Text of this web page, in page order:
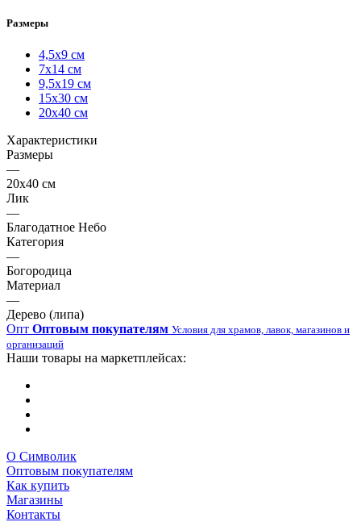
Размеры
4,5х9 см
7х14 см
9,5х19 см
15х30 см
20х40 см
Характеристики
Размеры
—
20х40 см
Лик
—
Благодатное Небо
Категория
—
Богородица
Материал
—
Дерево (липа)
Опт Оптовым покупателям Условия для храмов, лавок, магазинов и
организаций
Наши товары на маркетплейсах:
О Символик
Оптовым покупателям
Как купить
Магазины
Контакты